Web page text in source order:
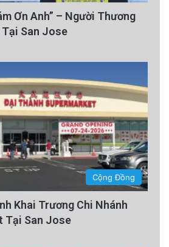
Ơn Anh” – Người Thương
Tại San Jose
Cộng Đồng
Khai Trương Chi Nhánh
Tại San Jose